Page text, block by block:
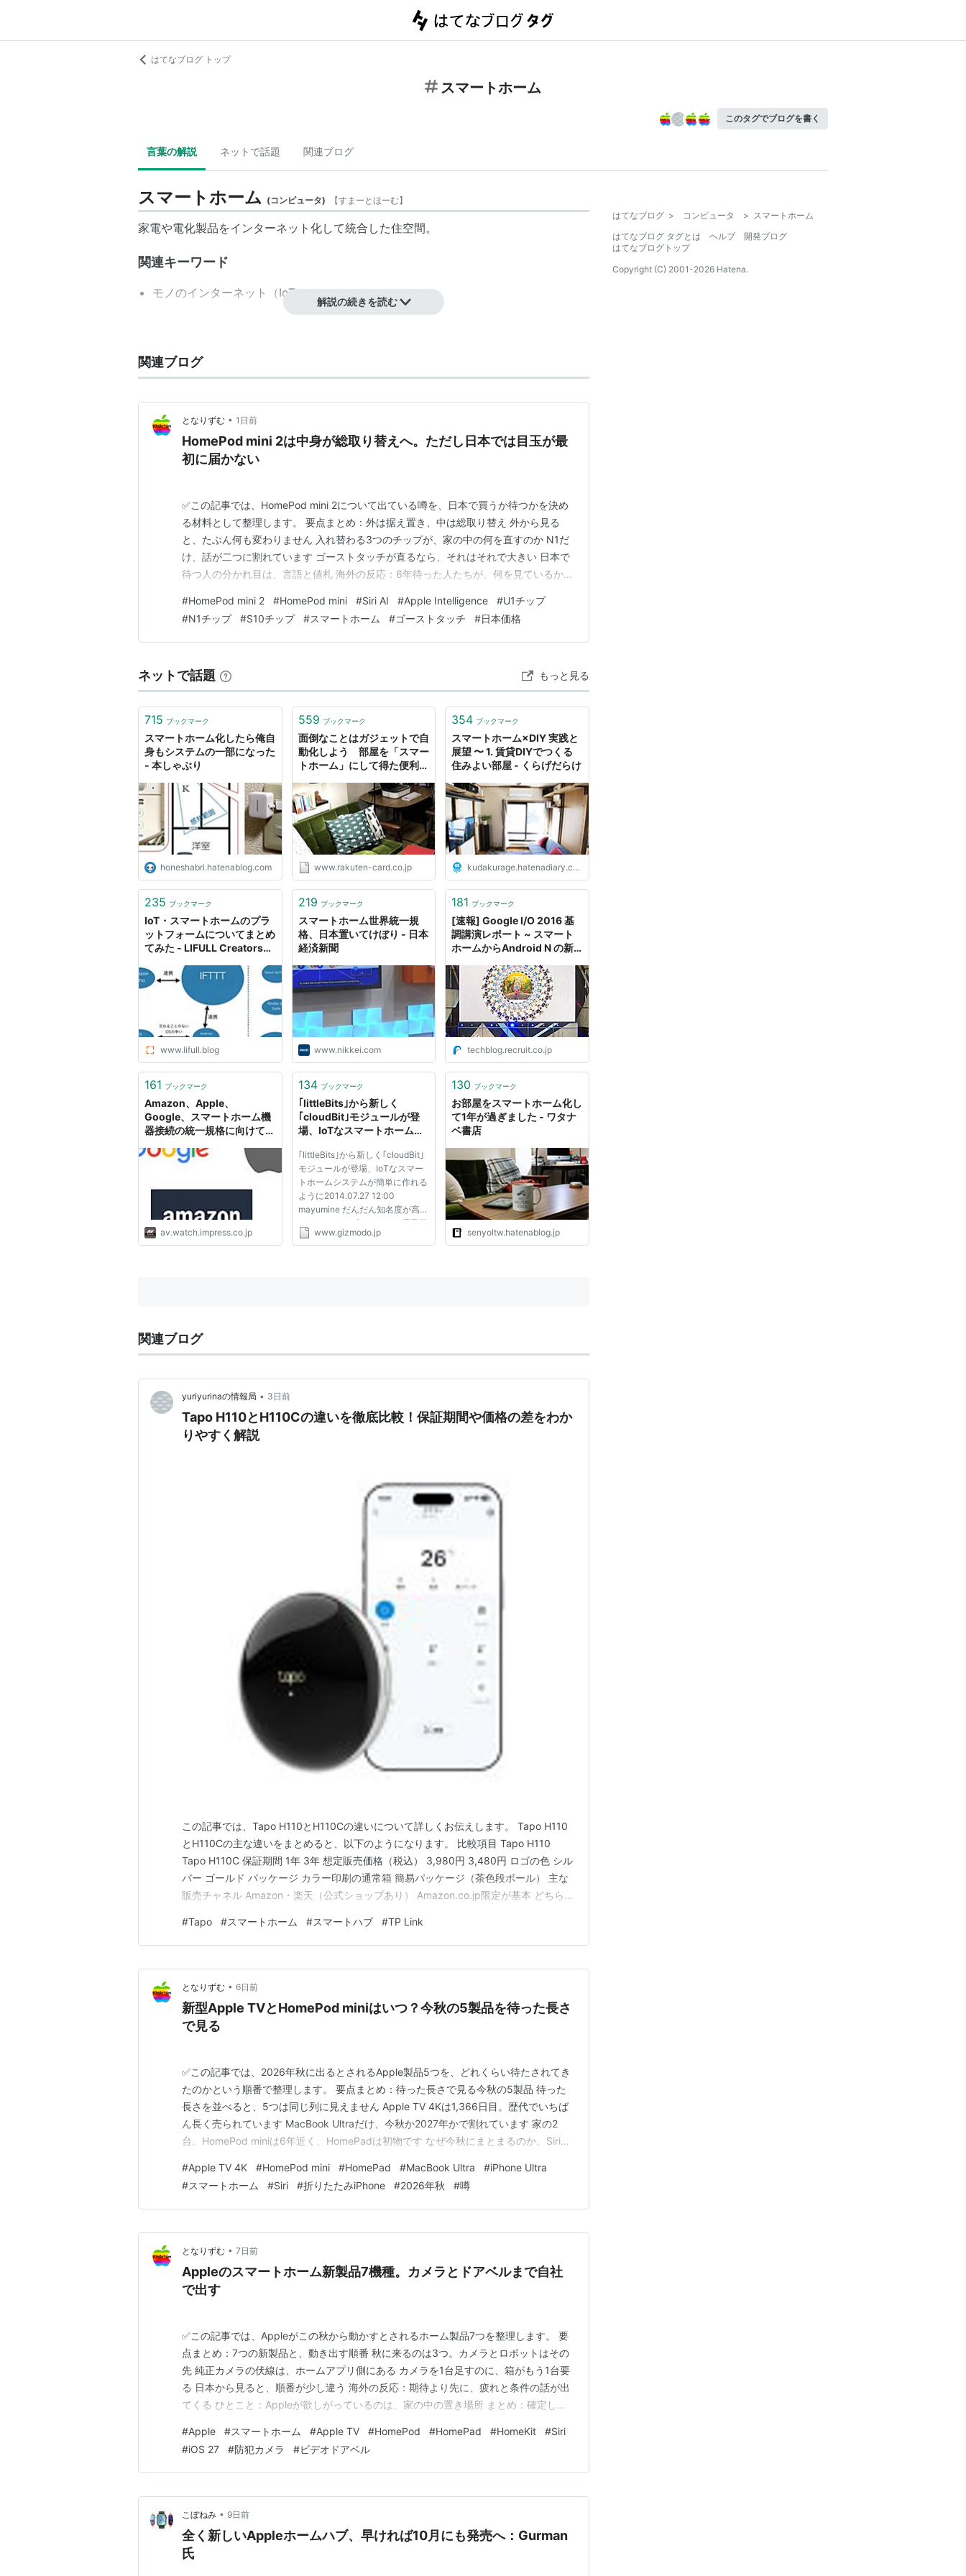
はてなブログ トップ
スマートホーム
このタグでブログを書く
言葉の解説 ネットで話題 関連ブログ
スマートホーム (コンピュータ) 【すまーとほーむ】
家電や電化製品をインターネット化して統合した住空間。
関連キーワード
モノのインターネット（IoT）
解説の続きを読む
関連ブログ
となりずむ • 1日前
HomePod mini 2は中身が総取り替えへ。ただし日本では目玉が最
初に届かない
✅この記事では、HomePod mini 2について出ている噂を、日本で買うか待つかを決め
る材料として整理します。 要点まとめ：外は据え置き、中は総取り替え 外から見る
と、たぶん何も変わりません 入れ替わる3つのチップが、家の中の何を直すのか N1だ
け、話が二つに割れています ゴーストタッチが直るなら、それはそれで大きい 日本で
待つ人の分かれ目は、言語と値札 海外の反応：6年待った人たちが、何を見ているか
取り替え。ただし日本の時計は少し遅れる どうも、となりです。 HomePod miniっ
て、そろそろ次が来るよね…
#HomePod mini 2 #HomePod mini #Siri AI #Apple Intelligence #U1チップ
#N1チップ #S10チップ #スマートホーム #ゴーストタッチ #日本価格
ネットで話題 もっと見る
715 ブックマーク
スマートホーム化したら俺自
身もシステムの一部になった
- 本しゃぶり
honeshabri.hatenablog.com
559 ブックマーク
面倒なことはガジェットで自
動化しよう 部屋を「スマー
トホーム」にして得た便利な
らしのマネーメディア みん
なのマネ活
www.rakuten-card.co.jp
354 ブックマーク
スマートホーム×DIY 実践と
展望 〜 1. 賃貸DIYでつくる
住みよい部屋 - くらげだらけ
kudakurage.hatenadiary.com
235 ブックマーク
IoT・スマートホームのプラ
ットフォームについてまとめ
てみた - LIFULL Creators
www.lifull.blog
219 ブックマーク
スマートホーム世界統一規
格、日本置いてけぼり - 日本
経済新聞
www.nikkei.com
181 ブックマーク
[速報] Google I/O 2016 基
調講演レポート ~ スマート
ホームからAndroid N の新
る10の発表 | Recruit Tech
Blog
techblog.recruit.co.jp
161 ブックマーク
Amazon、Apple、
Google、スマートホーム機
器接続の統一規格に向けて提
av.watch.impress.co.jp
134 ブックマーク
｢littleBits｣から新しく
｢cloudBit｣モジュールが登
場、IoTなスマートホームシ
｢littleBits｣から新しく｢cloudBit｣
モジュールが登場、IoTなスマー
トホームシステムが簡単に作れる
ように2014.07.27 12:00
mayumine だんだん知名度が高ま
ってきたオープンソースの電子工
作ガジェットlittleBitsから、あら
www.gizmodo.jp
130 ブックマーク
お部屋をスマートホーム化し
て1年が過ぎました - ワタナ
ベ書店
senyoltw.hatenablog.jp
関連ブログ
yuriyurinaの情報局 • 3日前
Tapo H110とH110Cの違いを徹底比較！保証期間や価格の差をわか
りやすく解説
この記事では、Tapo H110とH110Cの違いについて詳しくお伝えします。 Tapo H110
とH110Cの主な違いをまとめると、以下のようになります。 比較項目 Tapo H110
Tapo H110C 保証期間 1年 3年 想定販売価格（税込） 3,980円 3,480円 ロゴの色 シル
バー ゴールド パッケージ カラー印刷の通常箱 簡易パッケージ（茶色段ボール） 主な
販売チャネル Amazon・楽天（公式ショップあり） Amazon.co.jp限定が基本 どちらも
作できる便利な製品です。 ただ、…
#Tapo #スマートホーム #スマートハブ #TP Link
となりずむ • 6日前
新型Apple TVとHomePod miniはいつ？今秋の5製品を待った長さ
で見る
✅この記事では、2026年秋に出るとされるApple製品5つを、どれくらい待たされてき
たのかという順番で整理します。 要点まとめ：待った長さで見る今秋の5製品 待った
長さを並べると、5つは同じ列に見えません Apple TV 4Kは1,366日目。歴代でいちば
ん長く売られています MacBook Ultraだけ、今秋か2027年かで割れています 家の2
台。HomePod miniは6年近く、HomePadは初物です なぜ今秋にまとまるのか。Siriで
応：待った人と、待っていない人の温度差 ひとこと：毎年更新が来るか…
#Apple TV 4K #HomePod mini #HomePad #MacBook Ultra #iPhone Ultra
#スマートホーム #Siri #折りたたみiPhone #2026年秋 #噂
となりずむ • 7日前
Appleのスマートホーム新製品7機種。カメラとドアベルまで自社
で出す
✅この記事では、Appleがこの秋から動かすとされるホーム製品7つを整理します。 要
点まとめ：7つの新製品と、動き出す順番 秋に来るのは3つ。カメラとロボットはその
先 純正カメラの伏線は、ホームアプリ側にある カメラを1台足すのに、箱がもう1台要
る 日本から見ると、順番が少し違う 海外の反応：期待より先に、疲れと条件の話が出
てくる ひとこと：Appleが欲しがっているのは、家の中の置き場所 まとめ：確定して
のは、初代iPhoneと同じ日でした。当時のスティーブ・ジョブズ（Steve Jobs）氏
は、そ…
#Apple #スマートホーム #Apple TV #HomePod #HomePad #HomeKit #Siri
#iOS 27 #防犯カメラ #ビデオドアベル
こぼねみ • 9日前
全く新しいAppleホームハブ、早ければ10月にも発売へ：Gurman
氏
はてなブログ > コンピュータ > スマートホーム
はてなブログ タグとは
ヘルプ
開発ブログ
はてなブログトップ
Copyright (C) 2001-2026 Hatena.